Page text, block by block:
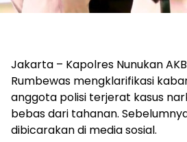
Jakarta – Kapolres Nunukan
Rumbewas mengklarifikasi
anggota polisi terjerat kasus
bebas dari tahanan.
dibicarakan di media sosial.